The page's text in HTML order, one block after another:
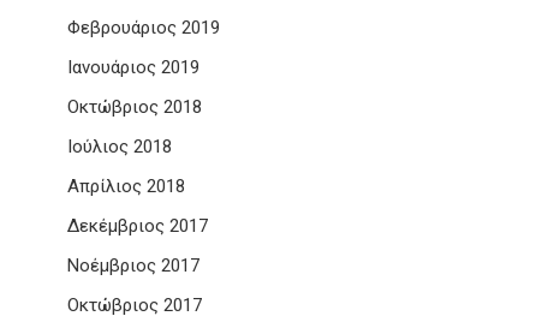
Φεβρουάριος 2019
Ιανουάριος 2019
Οκτώβριος 2018
Ιούλιος 2018
Απρίλιος 2018
Δεκέμβριος 2017
Νοέμβριος 2017
Οκτώβριος 2017